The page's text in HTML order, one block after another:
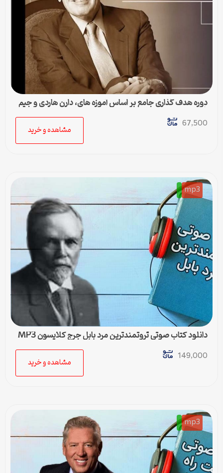
دوره هدف گذاری جامع بر اساس آموزه های، دارن هاردی و جیم
ران
67,500
مشاهده و خرید
mp3
دانلود کتاب صوتی ثروتمندترین مرد بابل جرج کلایسون MP3
149,000
مشاهده و خرید
mp3